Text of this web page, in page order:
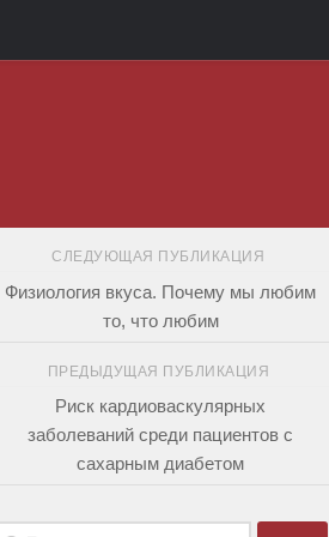
СЛЕДУЮЩАЯ ПУБЛИКАЦИЯ
Физиология вкуса. Почему мы любим
то, что любим
ПРЕДЫДУЩАЯ ПУБЛИКАЦИЯ
Риск кардиоваскулярных
заболеваний среди пациентов с
сахарным диабетом